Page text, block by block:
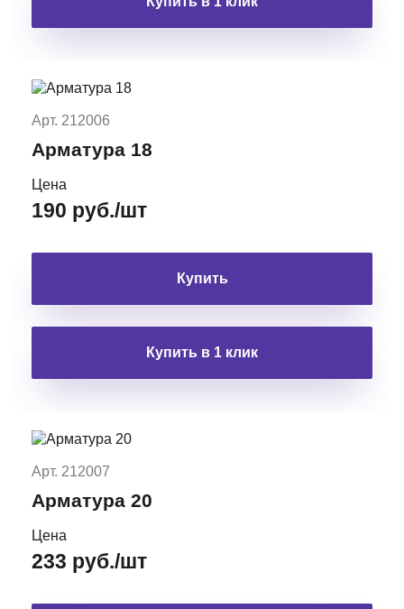
Арт. 212006
Арматура 18
Цена
190 руб./шт
Купить
Купить в 1 клик
Арт. 212007
Арматура 20
Цена
233 руб./шт